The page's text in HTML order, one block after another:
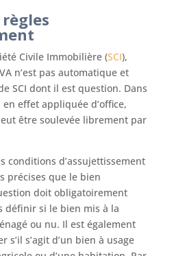
règles
Civile Immobilière (SCI),
n’est pas automatique et
SCI dont il est question. Dans
effet appliquée d’office,
être soulevée librement par
conditions d’assujettissement
précises que le bien
doit obligatoirement
définir si le bien mis à la
ou nu. Il est également
s’il s’agit d’un bien à usage